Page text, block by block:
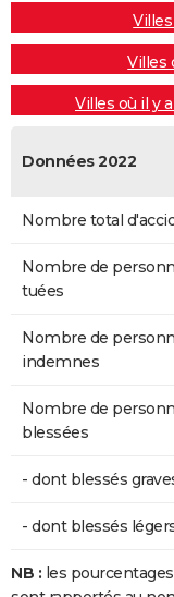
Villes
Villes où il y
Données 2022
Nombre total
Nombre de
tuées
Nombre de
indemnes
Nombre de
blessées
- dont blessés
- dont blessés
NB : les